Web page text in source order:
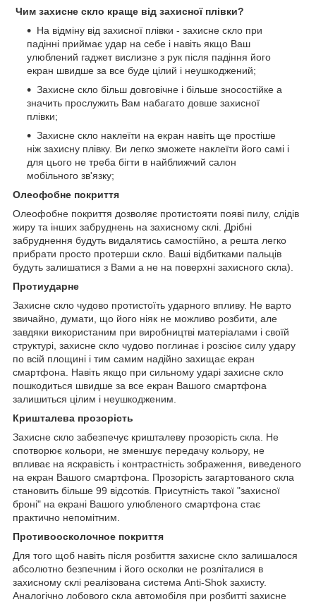
Чим захисне скло краще від захисної плівки?
На відміну від захисної плівки - захисне скло при
падінні приймає удар на себе і навіть якщо Ваш
улюблений гаджет вислизне з рук після падіння його
екран швидше за все буде цілий і неушкоджений;
Захисне скло більш довговічне і більше зносостійке а
значить прослужить Вам набагато довше захисної
плівки;
Захисне скло наклеїти на екран навіть ще простіше
ніж захисну плівку. Ви легко зможете наклеїти його самі і
для цього не треба бігти в найближчий салон
мобільного зв'язку;
Олеофобне покриття
Олеофобне покриття дозволяє протистояти появі пилу, слідів
жиру та інших забруднень на захисному склі. Дрібні
забруднення будуть видалятись самостійно, а решта легко
прибрати просто протерши скло. Ваші відбитками пальців
будуть залишатися з Вами а не на поверхні захисного скла).
Протиударне
Захисне скло чудово протистоїть ударного впливу. Не варто
звичайно, думати, що його ніяк не можливо розбити, але
завдяки використаним при виробництві матеріалами і своїй
структурі, захисне скло чудово поглинає і розсіює силу удару
по всій площині і тим самим надійно захищає екран
смартфона. Навіть якщо при сильному ударі захисне скло
пошкодиться швидше за все екран Вашого смартфона
залишиться цілим і неушкодженим.
Кришталева прозорість
Захисне скло забезпечує кришталеву прозорість скла. Не
спотворює кольори, не зменшує передачу кольору, не
впливає на яскравість і контрастність зображення, виведеного
на екран Вашого смартфона. Прозорість загартованого скла
становить більше 99 відсотків. Присутність такої "захисної
броні" на екрані Вашого улюбленого смартфона стає
практично непомітним.
Противоосколочное покриття
Для того щоб навіть після розбиття захисне скло залишалося
абсолютно безпечним і його осколки не розліталися в
захисному склі реалізована система Anti-Shok захисту.
Аналогічно лобового скла автомобіля при розбитті захисне